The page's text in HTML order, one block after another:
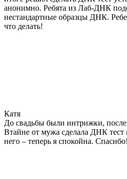
анонимно. Ребята из Лаб-ДНК
нестандартные образцы ДНК.
что делать!
Катя
До свадьбы были интрижки, после
Втайне от мужа сделала ДНК тест
него – теперь я спокойна. Спасибо!